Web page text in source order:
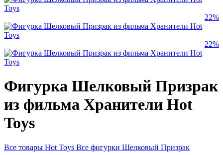
22%
22%
Фигурка Шелковый Призрак
из фильма Хранители Hot
Toys
Все товары Hot Toys Все фигурки Шелковый Призрак